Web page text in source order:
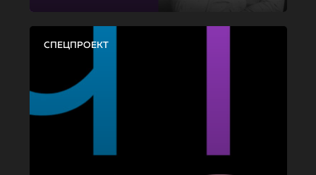
СПЕЦПРОЕКТ